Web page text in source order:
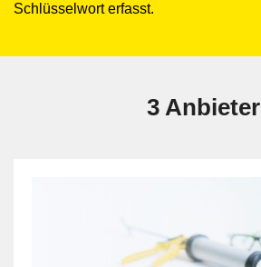
Schlüsselwort erfasst.
3 Anbieter